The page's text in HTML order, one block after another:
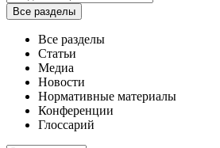
Все разделы
Все разделы
Статьи
Медиа
Новости
Нормативные материалы
Конференции
Глоссарий